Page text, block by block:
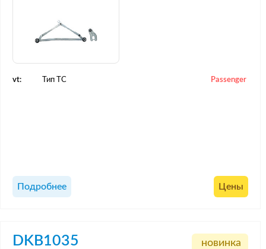
vt: Тип ТС Passenger
Подробнее Цены
DKB1035 новинка